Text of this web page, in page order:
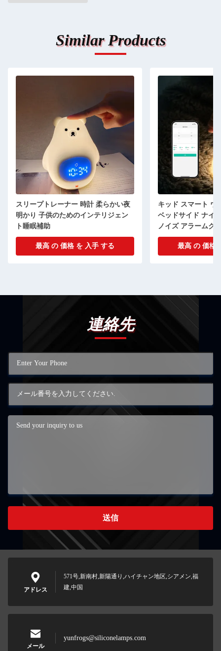
Similar Products
スリープトレーナー 時計 柔らかい夜
明かり 子供のためのインテリジェン
ト睡眠補助
最高 の 価格 を 入手 する
キッド スマート ウ
ベッドサイド ナイ
ノイズ アラームク
最高 の 価格
連絡先
送信
アドレス
571号,新南村,新陽通り,ハイチャン地区,シアメン,福
建,中国
メール
yunfrogs@siliconelamps.com